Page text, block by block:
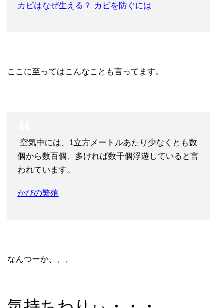
カビはなぜ生える？ カビを防ぐには
ここに至ってはこんなことも言ってます。
空気中には、1立方メートルあたり少なくとも数
個から数百個、多ければ数千個浮遊していると言
われています。
かびの繁殖
なんつーか、、、